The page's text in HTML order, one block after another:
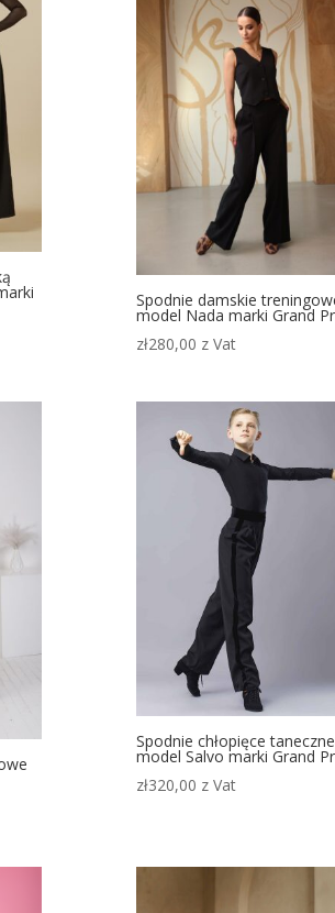
Spodnie damskie
model Nada marki Grand
zł280,00 z Vat
Spodnie chłopięce taneczne
model Salvo marki Grand
zł320,00 z Vat